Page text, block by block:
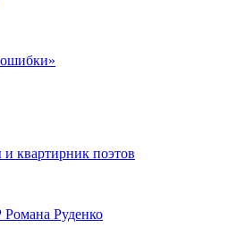
квартирник поэтов
Руденко